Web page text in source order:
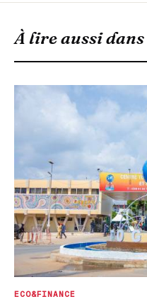
À lire aussi dans
ECO&FINANCE